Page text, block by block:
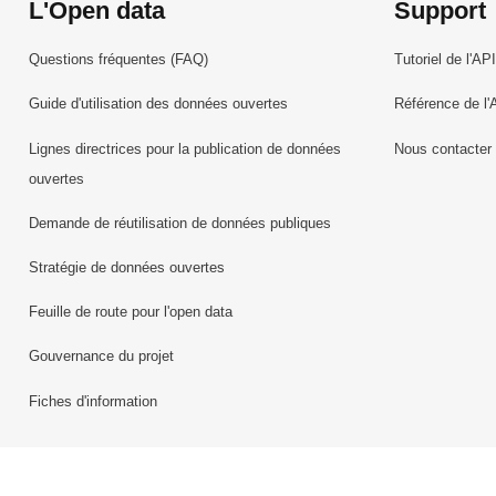
L'Open data
Questions fréquentes (FAQ)
Guide d'utilisation des données ouvertes
Lignes directrices pour la publication de données
ouvertes
Demande de réutilisation de données publiques
Stratégie de données ouvertes
Feuille de route pour l'open data
Gouvernance du projet
Fiches d'information
Support
Tutoriel de l'API
Référence de
Nous contacter